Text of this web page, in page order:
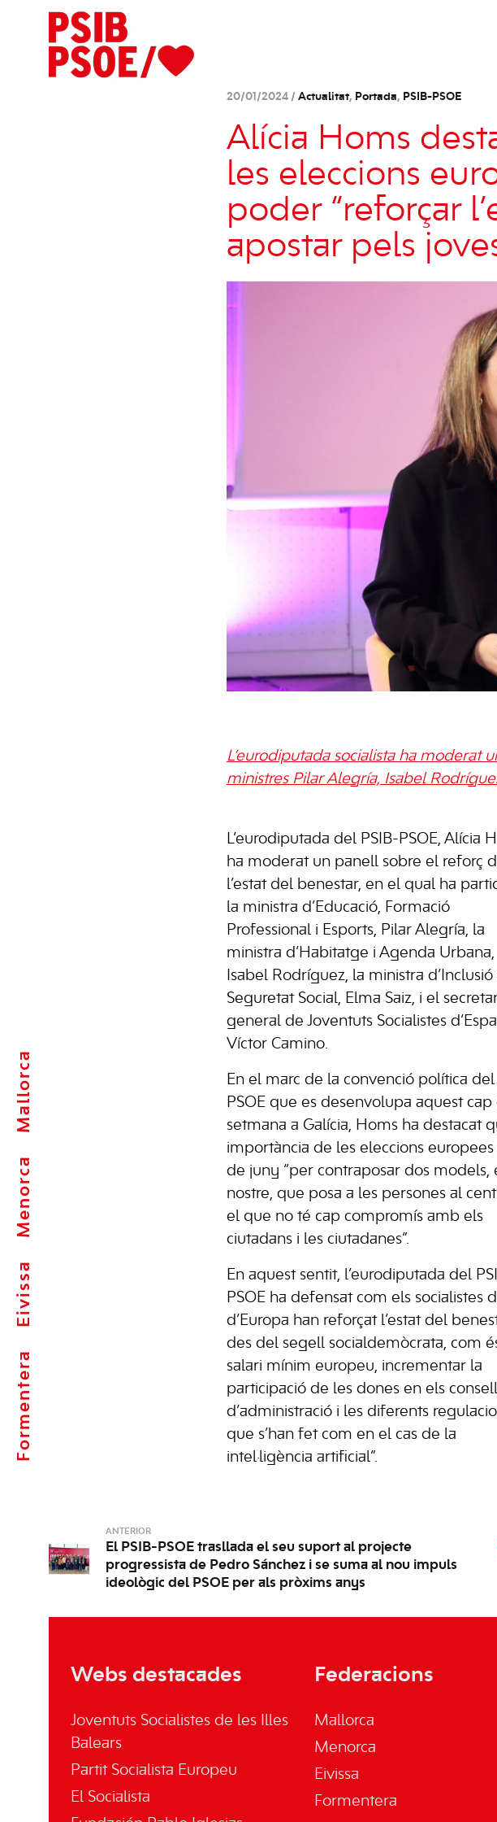
Formentera
Eivissa
Menorca
Mallorca
20/01/2024 / Actualitat, Portada, PSIB-PSOE
Alícia Homs
les eleccions
poder “reforçar
apostar pels
L’eurodiputada socialista ha moderat
ministres Pilar Alegría, Isabel
L’eurodiputada del PSIB-PSOE, Alícia
ha moderat un panell sobre el reforç
l’estat del benestar, en el qual ha
la ministra d’Educació, Formació
Professional i Esports, Pilar Alegría, la
ministra d’Habitatge i Agenda Urbana,
Isabel Rodríguez, la ministra d’Inclusió
Seguretat Social, Elma Saiz, i el
general de Joventuts Socialistes
Víctor Camino.
En el marc de la convenció política del
PSOE que es desenvolupa aquest cap
setmana a Galícia, Homs ha destacat
importància de les eleccions
de juny “per contraposar dos models,
nostre, que posa a les persones al
el que no té cap compromís amb els
ciutadans i les ciutadanes”.
En aquest sentit, l’eurodiputada del
PSOE ha defensat com els socialistes
d’Europa han reforçat l’estat del
des del segell socialdemòcrata, com
salari mínim europeu, incrementar la
participació de les dones en els
d’administració i les diferents
que s’han fet com en el cas de la
intel·ligència artificial”.
ANTERIOR
El PSIB-PSOE trasllada el seu suport al projecte
progressista de Pedro Sánchez i se suma al nou impuls
ideològic del PSOE per als pròxims anys
Webs destacades
Joventuts Socialistes de les Illes
Balears
Partit Socialista Europeu
El Socialista
Federacions
Mallorca
Menorca
Eivissa
Formentera